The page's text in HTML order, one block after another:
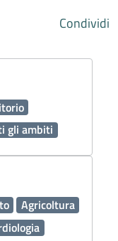
Condividi
gli ambiti
Agricoltura